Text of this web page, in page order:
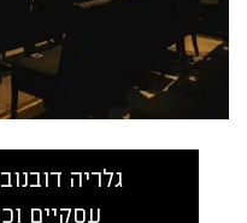
גלריה
עסקיים